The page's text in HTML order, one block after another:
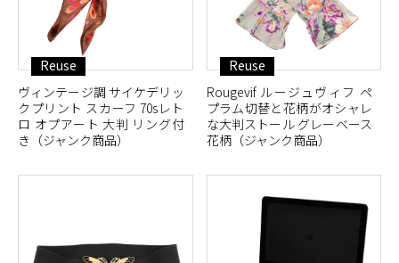
Reuse
ヴィンテージ調 サイケデリッ
クプリント スカーフ 70sレト
ロ オプアート 大判 リング付
き（ジャンク商品）
Reuse
Rougevif ルージュヴィフ ペ
プラム切替と花柄がオシャレ
な大判ストール グレーベース
花柄（ジャンク商品）